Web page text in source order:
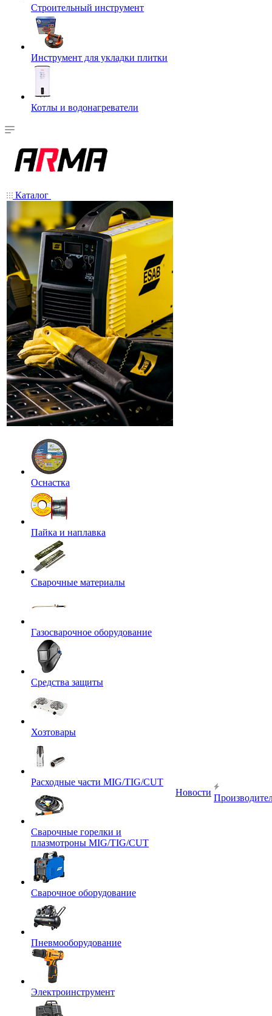
Строительный инструмент
Инструмент для укладки плитки
Котлы и водонагреватели
Каталог
Оснастка
Пайка и наплавка
Сварочные материалы
Газосварочное оборудование
Средства защиты
Хозтовары
Расходные части MIG/TIG/CUT
Сварочные горелки и
плазмотроны MIG/TIG/CUT
Сварочное оборудование
Пневмооборудование
Электроинструмент
Новости